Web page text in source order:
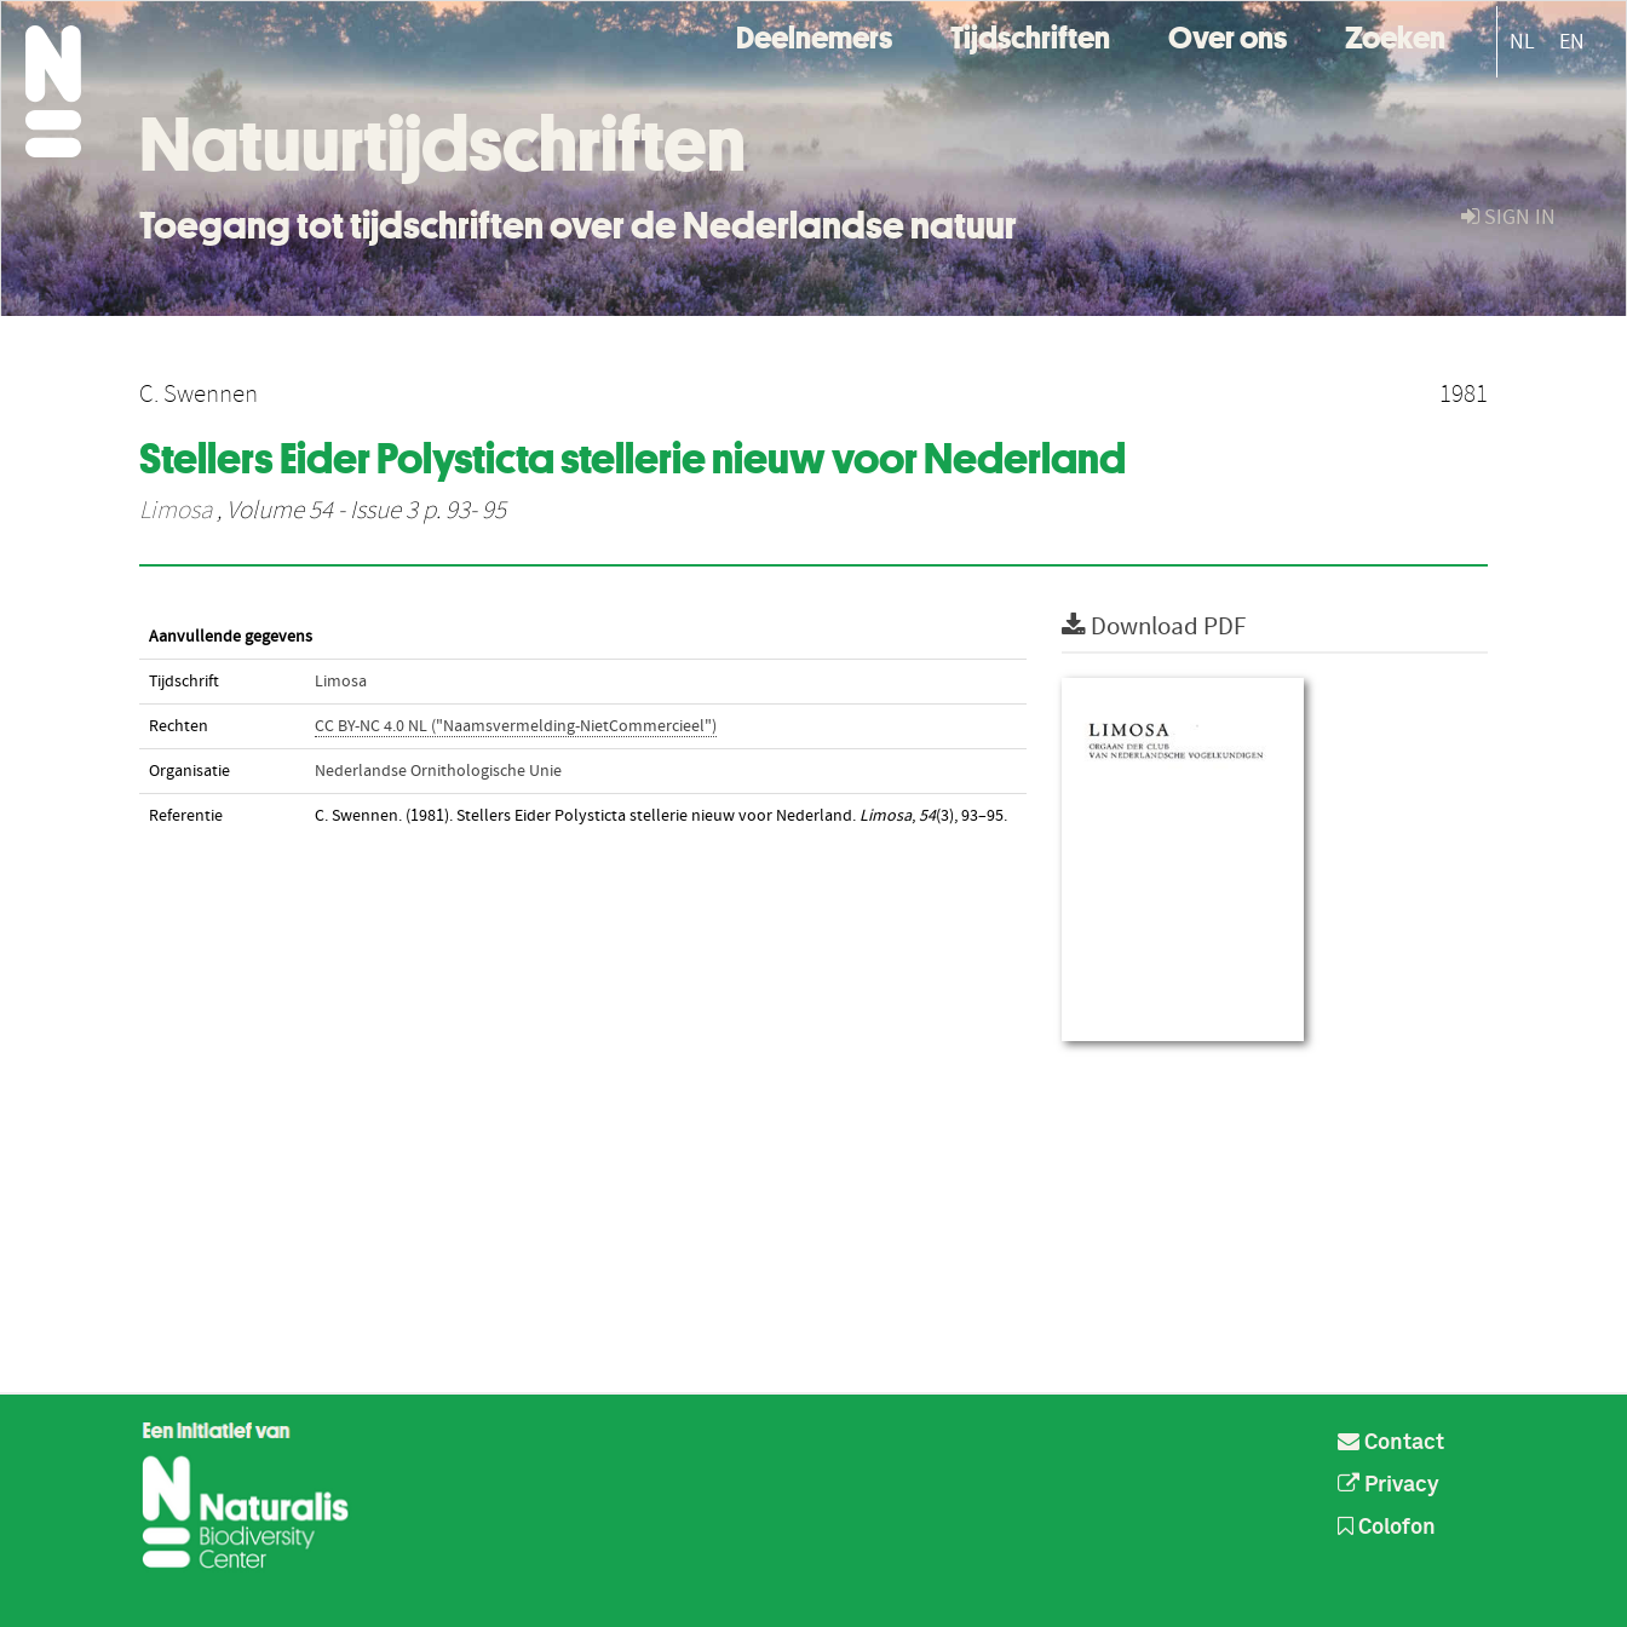
Deelnemers Tijdschriften Over ons Zoeken NL EN
SIGN IN
Natuurtijdschriften
Toegang tot tijdschriften over de Nederlandse natuur
C. Swennen 1981
Stellers Eider Polysticta stellerie nieuw voor Nederland
Limosa, Volume 54 - Issue 3 p. 93- 95
Aanvullende gegevens
Tijdschrift Limosa
Rechten CC BY-NC 4.0 NL ("Naamsvermelding-NietCommercieel")
Organisatie Nederlandse Ornithologische Unie
Referentie C. Swennen. (1981). Stellers Eider Polysticta stellerie nieuw voor Nederland. Limosa,54(3), 93–95.
Download PDF
Contact
Privacy
Colofon